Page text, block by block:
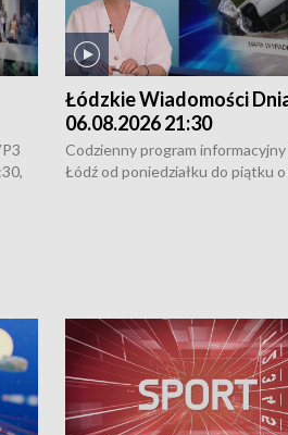
Łódzkie Wiadomości
06.08.2026 21:30
Codzienny program
Łódź od poniedziałku do piątku